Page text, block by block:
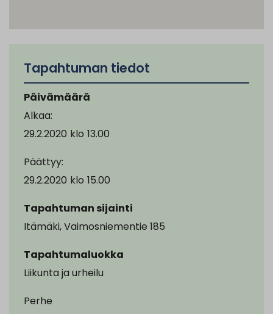
Tapahtuman tiedot
Päivämäärä
Alkaa:
29.2.2020 klo 13.00
Päättyy:
29.2.2020 klo 15.00
Tapahtuman sijainti
Itämäki, Vaimosniementie 185
Tapahtumaluokka
Liikunta ja urheilu
Perhe